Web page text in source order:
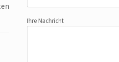
Ihre Nachricht